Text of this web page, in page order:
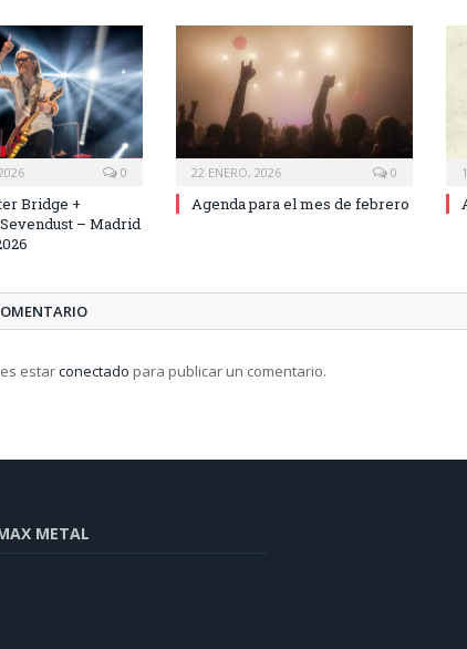
0
Bridge +
– Madrid
22 ENERO, 2026 0
Agenda para el mes de febrero
estarconectado para publicar un comentario.
METAL